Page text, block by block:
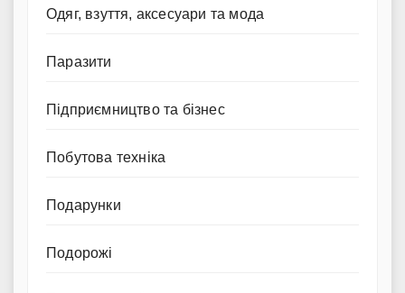
Одяг, взуття, аксесуари та мода
Паразити
Підприємництво та бізнес
Побутова техніка
Подарунки
Подорожі